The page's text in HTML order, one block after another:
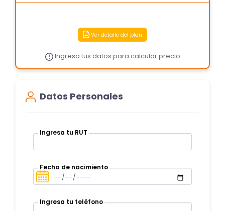
Ver detalle del plan
Ingresa tus datos para calcular precio
Datos Personales
Ingresa tu RUT
Fecha de nacimiento
Ingresa tu teléfono